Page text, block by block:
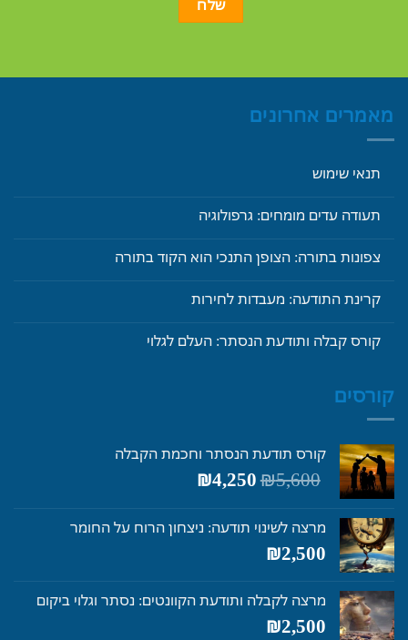
מאמרים אחרונים
תנאי שימוש
תעודה עדים מומחים: גרפולוגיה
צפונות בתורה: הצופן התנכי הוא הקוד בתורה
קרינת התודעה: מעבדות לחירות
קורס קבלה ותודעת הנסתר: העלם לגלוי
קורסים
קורס תודעת הנסתר וחכמת הקבלה
₪5,600
המחיר
המקורי
₪5,600.
₪4,250
₪4,250.
מרצה לשינוי תודעה: ניצחון הרוח על החומר
₪2,500
מרצה לקבלה ותודעת הקוונטים: נסתר וגלוי ביקום
₪2,500